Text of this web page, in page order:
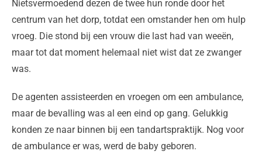
Nietsvermoedend dezen de twee hun ronde door het
centrum van het dorp, totdat een omstander hen om hulp
vroeg. Die stond bij een vrouw die last had van weeën,
maar tot dat moment helemaal niet wist dat ze zwanger
was.
De agenten assisteerden en vroegen om een ambulance,
maar de bevalling was al een eind op gang. Gelukkig
konden ze naar binnen bij een tandartspraktijk. Nog voor
de ambulance er was, werd de baby geboren.